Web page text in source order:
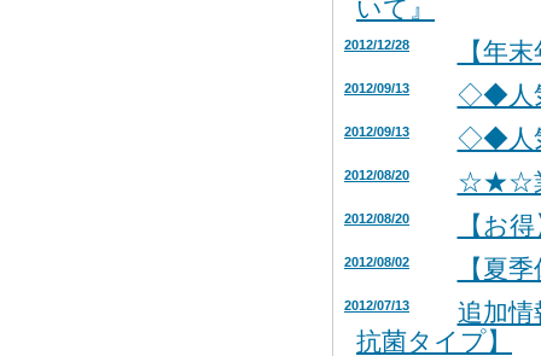
いて』
2012/12/28 【年
2012/09/13 ◇◆人
2012/09/13 ◇◆人
2012/08/20 ☆★☆
2012/08/20 【お
2012/08/02 【夏
2012/07/13
追加
抗菌タイプ】